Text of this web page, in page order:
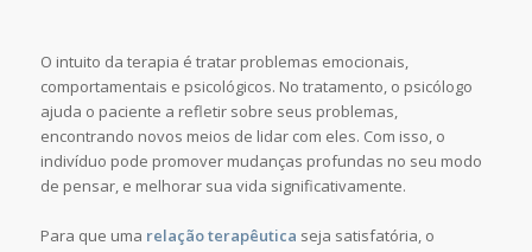
O intuito da terapia é tratar problemas emocionais,
comportamentais e psicológicos. No tratamento, o psicólogo
ajuda o paciente a refletir sobre seus problemas,
encontrando novos meios de lidar com eles. Com isso, o
indivíduo pode promover mudanças profundas no seu modo
de pensar, e melhorar sua vida significativamente.
Para que uma relação terapêutica seja satisfatória, o